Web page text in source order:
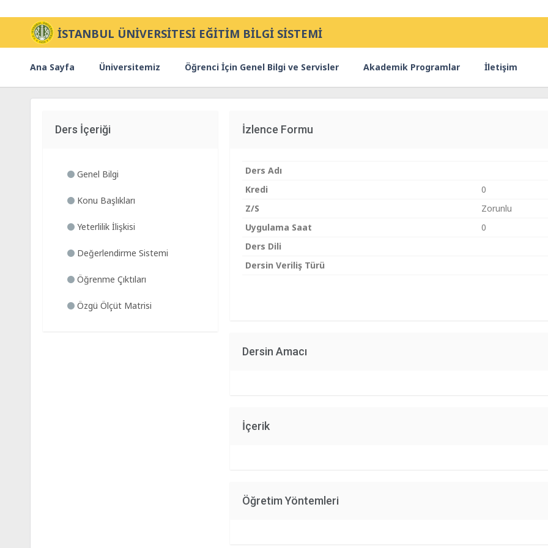
İSTANBUL ÜNİVERSİTESİ EĞİTİM BİLGİ SİSTEMİ
Ana Sayfa Üniversitemiz Öğrenci İçin Genel Bilgi ve Servisler Akademik Programlar İletişim
Ders İçeriği
Genel Bilgi
Konu Başlıkları
Yeterlilik İlişkisi
Değerlendirme Sistemi
Öğrenme Çıktıları
Özgü Ölçüt Matrisi
İzlence Formu
Ders Adı
Kredi
0
Z/S
Zorunlu
Uygulama Saat
0
Ders Dili
Dersin Veriliş Türü
Dersin Amacı
İçerik
Öğretim Yöntemleri